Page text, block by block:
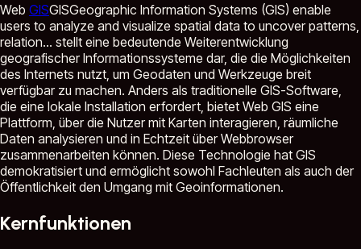
Web GISGISGeographic Information Systems (GIS) enable
users to analyze and visualize spatial data to uncover patterns,
relation... stellt eine bedeutende Weiterentwicklung
geografischer Informationssysteme dar, die die Möglichkeiten
des Internets nutzt, um Geodaten und Werkzeuge breit
verfügbar zu machen. Anders als traditionelle GIS-Software,
die eine lokale Installation erfordert, bietet Web GIS eine
Plattform, über die Nutzer mit Karten interagieren, räumliche
Daten analysieren und in Echtzeit über Webbrowser
zusammenarbeiten können. Diese Technologie hat GIS
demokratisiert und ermöglicht sowohl Fachleuten als auch der
Öffentlichkeit den Umgang mit Geoinformationen.
Kernfunktionen